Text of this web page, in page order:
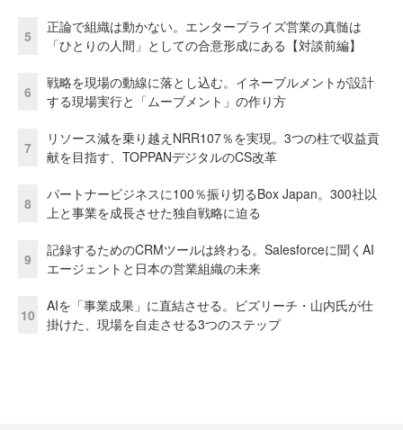
5
正論で組織は動かない。エンタープライズ営業の真髄は
「ひとりの人間」としての合意形成にある【対談前編】
6
戦略を現場の動線に落とし込む。イネーブルメントが設計
する現場実行と「ムーブメント」の作り方
7
リソース減を乗り越えNRR107％を実現。3つの柱で収益貢
献を目指す、TOPPANデジタルのCS改革
8
パートナービジネスに100％振り切るBox Japan。300社以
上と事業を成長させた独自戦略に迫る
9
記録するためのCRMツールは終わる。Salesforceに聞くAI
エージェントと日本の営業組織の未来
10
AIを「事業成果」に直結させる。ビズリーチ・山内氏が仕
掛けた、現場を自走させる3つのステップ